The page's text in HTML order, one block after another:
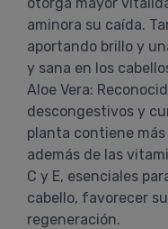
aminora su caída.
aportando brillo y
y sana en los
Aloe Vera:
descongestivos y
planta contiene
además de las
C y E, esenciales
cabello, favorecer
regeneración.